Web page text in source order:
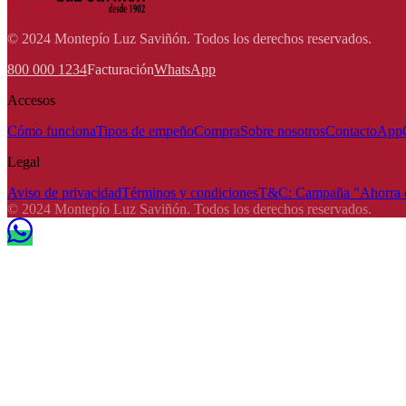
© 2024 Montepío Luz Saviñón. Todos los derechos reservados.
800 000 1234FacturaciónWhatsApp
Accesos
Cómo funcionaTipos de empeñoCompraSobre nosotrosContactoApp
Legal
Aviso de privacidadTérminos y condicionesT&C: Campaña "Ahorra
© 2024 Montepío Luz Saviñón. Todos los derechos reservados.